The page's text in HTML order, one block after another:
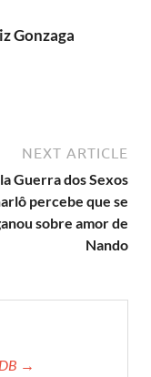
Gonzaga
NEXT ARTICLE
Guerra dos Sexos
percebe que se
sobre amor de
Nando
→